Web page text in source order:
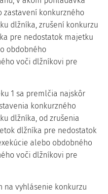
konkurzného
dlžníka, zrušení konkurzu
pre nedostatok majetku
obdobného
voči dlžníkovi pre
1 sa premlčia najskôr
konkurzného
dlžníka, od zrušenia
dlžníka pre nedostatok
alebo obdobného
voči dlžníkovi pre
na vyhlásenie konkurzu